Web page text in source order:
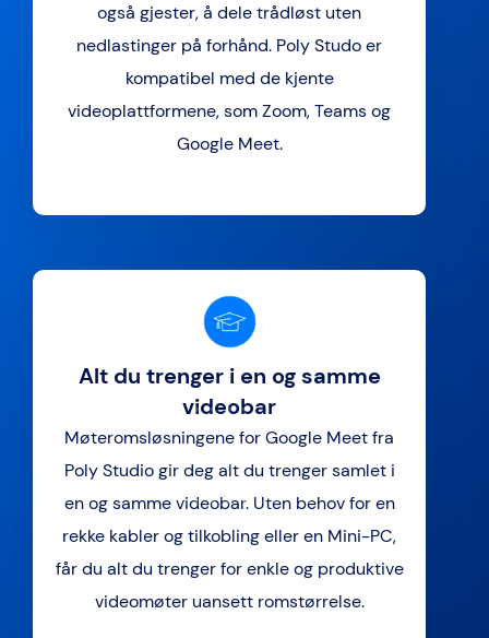
også gjester, å dele trådløst uten
nedlastinger på forhånd. Poly Studo er
kompatibel med de kjente
videoplattformene, som Zoom, Teams og
Google Meet.
Alt du trenger i en og samme
videobar
Møteromsløsningene for Google Meet fra
Poly Studio gir deg alt du trenger samlet i
en og samme videobar. Uten behov for en
rekke kabler og tilkobling eller en Mini-PC,
får du alt du trenger for enkle og produktive
videomøter uansett romstørrelse.